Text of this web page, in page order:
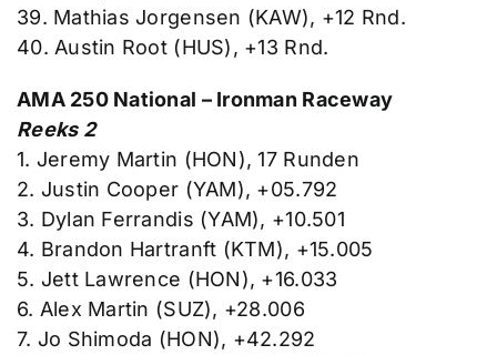
39. Mathias Jorgensen (KAW), +12 Rnd.
40. Austin Root (HUS), +13 Rnd.
AMA 250 National – Ironman Raceway
Reeks 2
1. Jeremy Martin (HON), 17 Runden
2. Justin Cooper (YAM), +05.792
3. Dylan Ferrandis (YAM), +10.501
4. Brandon Hartranft (KTM), +15.005
5. Jett Lawrence (HON), +16.033
6. Alex Martin (SUZ), +28.006
7. Jo Shimoda (HON), +42.292